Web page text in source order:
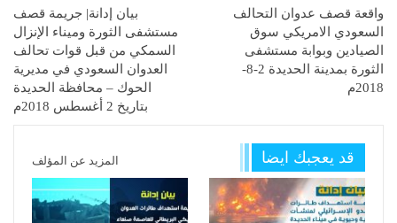
واقعة قصف عدوان التحالف
السعودي الامريكي سوق
الصيادين وبوابة مستشفى
الثورة بمدينة الحديدة 2-8-
2018م
بيان إدانة| جريمة قصف
مستشفى الثورة وميناء الإنزال
السمكي من قبل قوات تحالف
العدوان السعودي في مديرية
الحوك – محافظة الحديدة
بتاريخ 2 أغسطس 2018م
قد يعجبك ايضا المزيد عن المؤلف